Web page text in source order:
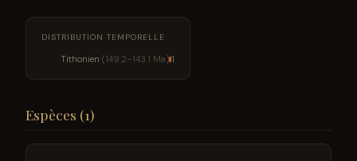
DISTRIBUTION TEMPORELLE
Tithonien (149.2–143.1 Ma) 1
Espèces (1)